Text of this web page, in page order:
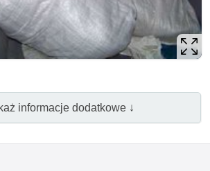
informacje dodatkowe ↓